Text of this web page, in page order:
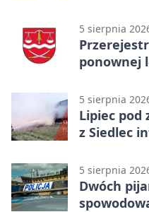
5 sierpnia
ponownej
5 sierpnia
Lipiec pod
z Siedlec
5 sierpnia
Dwóch